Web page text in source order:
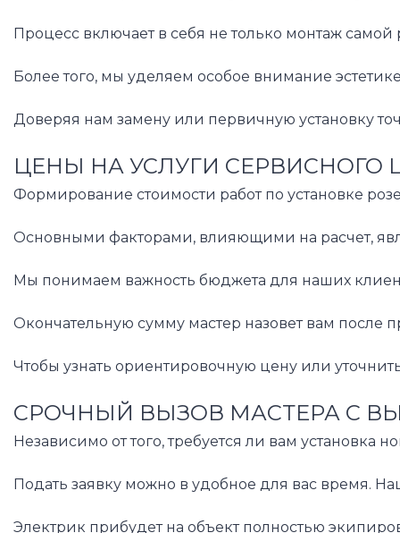
Процесс включает в себя не только монтаж
Более того, мы уделяем особое внимание
Доверяя нам замену или первичную установку
ЦЕНЫ НА УСЛУГИ СЕРВИСНОГО
Формирование стоимости работ по установке
Основными факторами, влияющими на расчет,
Мы понимаем важность бюджета для наших
Окончательную сумму мастер назовет вам после
Чтобы узнать ориентировочную цену или
СРОЧНЫЙ ВЫЗОВ МАСТЕРА С
Независимо от того, требуется ли вам
Подать заявку можно в удобное для вас время.
Электрик прибудет на объект полностью